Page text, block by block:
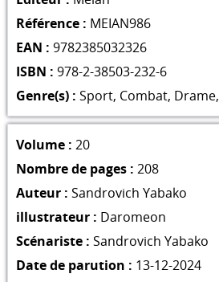
Référence : MEIAN986
EAN : 9782385032326
ISBN : 978-2-38503-232-6
Genre(s) : Sport, Combat, Drame,
Volume : 20
Nombre de pages : 208
Auteur : Sandrovich Yabako
illustrateur : Daromeon
Scénariste : Sandrovich Yabako
Date de parution : 13-12-2024